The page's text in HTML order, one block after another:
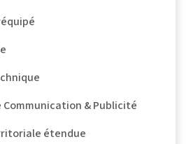
Communication & Publicité
étendue